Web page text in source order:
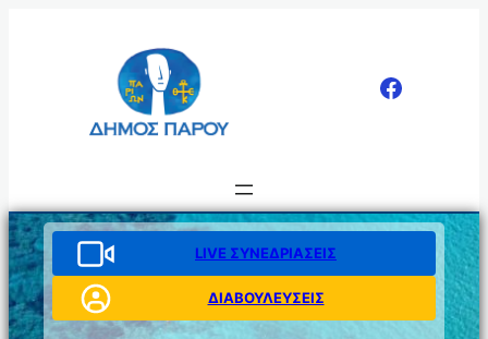
LIVE ΣΥΝΕΔΡΙΑΣΕΙΣ
ΔΙΑΒΟΥΛΕΥΣΕΙΣ